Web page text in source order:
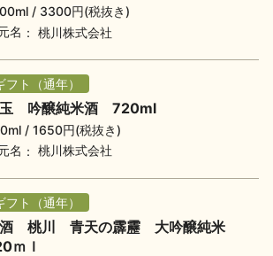
ント情報
3300円(税抜き)
名
桃川株式会社
フト（通年）
吟醸純米酒 720ml
1650円(税抜き)
名
桃川株式会社
フト（通年）
桃川 青天の霹靂 大吟醸純米
ｍｌ